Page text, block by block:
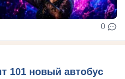
0
101 новый автобус